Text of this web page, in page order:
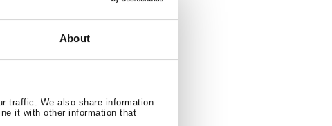
About
traffic. We also share information
it with other information that